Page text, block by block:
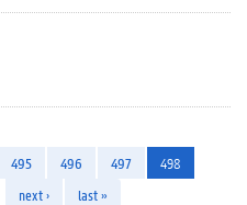
495 496 497
498
next › last »